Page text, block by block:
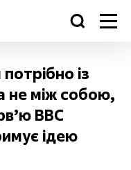
із
не між собою,
BBC
ідею